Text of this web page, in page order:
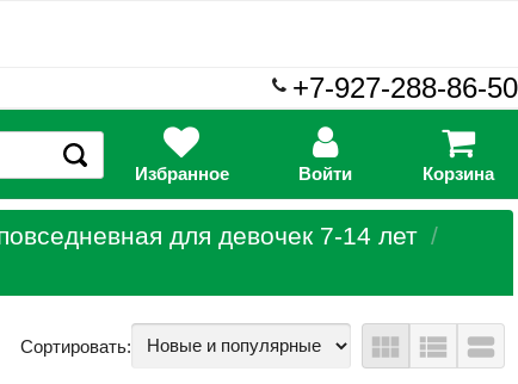
+7-927-288-86-50
Избранное Войти Корзина
для девочек 7-14 лет
Сортировать: view_module view_list view_stream